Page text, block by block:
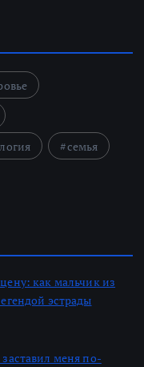
семья
как мальчик из
эстрады
меня по-